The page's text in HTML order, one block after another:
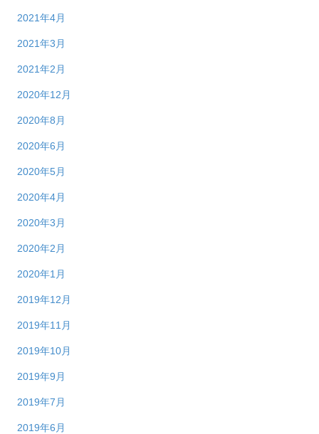
2021年4月
2021年3月
2021年2月
2020年12月
2020年8月
2020年6月
2020年5月
2020年4月
2020年3月
2020年2月
2020年1月
2019年12月
2019年11月
2019年10月
2019年9月
2019年7月
2019年6月